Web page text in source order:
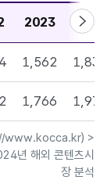
2023 2024
1,562 1,839
1,766 1,976
오른
www.kocca.kr) >
년 해외 콘텐츠시
장 분석